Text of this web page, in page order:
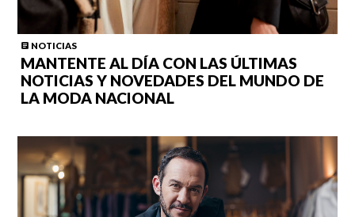
NOTICIAS
MANTENTE AL DÍA CON LAS ÚLTIMAS
NOTICIAS Y NOVEDADES DEL MUNDO DE
LA MODA NACIONAL